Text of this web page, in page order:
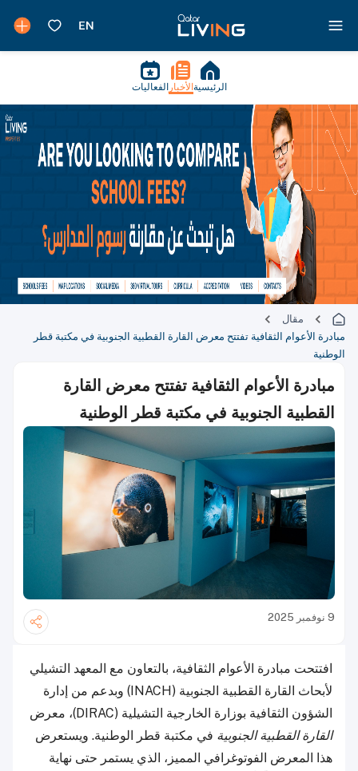
الرئيسية الأخبار الفعاليات
مقال
مبادرة الأعوام الثقافية تفتتح معرض القارة القطبية الجنوبية في مكتبة قطر
الوطنية
مبادرة الأعوام الثقافية تفتتح معرض القارة
القطبية الجنوبية في مكتبة قطر الوطنية
9 نوفمبر 2025
افتتحت مبادرة الأعوام الثقافية، بالتعاون مع المعهد التشيلي
لأبحاث القارة القطبية الجنوبية (INACH) وبدعم من إدارة
الشؤون الثقافية بوزارة الخارجية التشيلية (DIRAC)، معرض
القارة القطبية الجنوبية في مكتبة قطر الوطنية. ويستعرض
هذا المعرض الفوتوغرافي المميز، الذي يستمر حتى نهاية